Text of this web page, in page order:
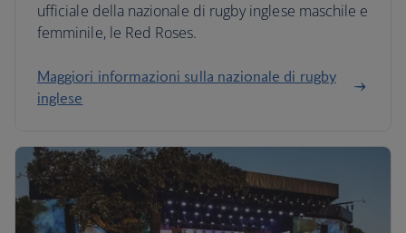
ufficiale della nazionale di rugby inglese maschile e
femminile, le Red Roses.
Maggiori informazioni sulla nazionale di rugby
inglese